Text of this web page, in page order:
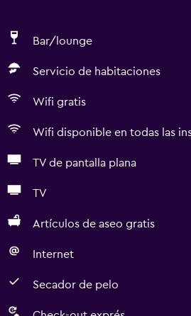
Bar/lounge
Servicio de habitaciones
Wifi gratis
Wifi disponible en todas las
TV de pantalla plana
TV
Artículos de aseo gratis
Internet
Secador de pelo